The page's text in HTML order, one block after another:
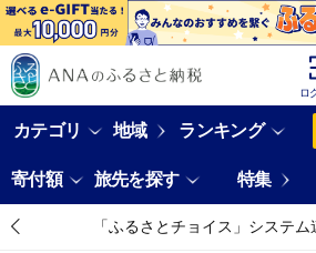
ロ
カテゴリ 地域 ランキング
寄付額 旅先を探す 特集
「ふるさとチョイス」システ